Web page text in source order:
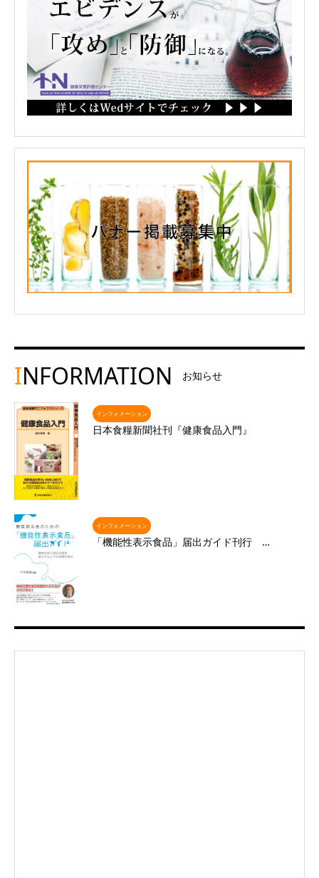
INFORMATION お知らせ
インフォメーション
日本食糧新聞社刊『健康食品入門』
インフォメーション
「機能性表示食品」届出ガイド刊行 …